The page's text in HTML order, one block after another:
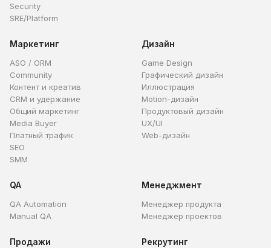
Security
SRE/Platform
Маркетинг
ASO / ORM
Community
Контент и креатив
CRM и удержание
Общий маркетинг
Media Buyer
Платный трафик
SEO
SMM
Дизайн
Game Design
Графический дизайн
Иллюстрация
Motion-дизайн
Продуктовый дизайн
UX/UI
Web-дизайн
QA
QA Automation
Manual QA
Менеджмент
Менеджер продукта
Менеджер проектов
Продажи Рекрутинг